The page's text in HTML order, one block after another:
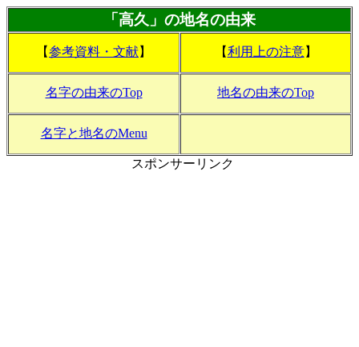
「高久」の地名の由来
【参考資料・文献】 【利用上の注意】
名字の由来のTop 地名の由来のTop
名字と地名のMenu
スポンサーリンク